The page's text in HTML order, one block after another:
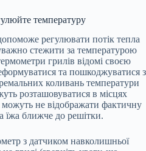
температуру
регулювати потік тепла
стежити за температурою
грилів відомі своєю
та пошкоджуватися з
коливань температури
розташовуватися в місцях
не відображати фактичну
їжа ближче до решітки.
з датчиком навколишньої